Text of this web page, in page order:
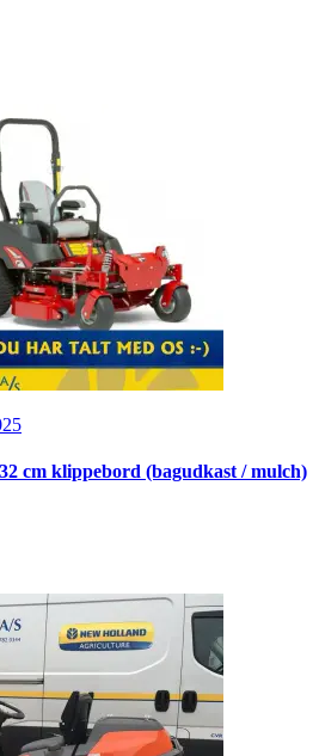
cm klippebord (bagudkast / mulch)